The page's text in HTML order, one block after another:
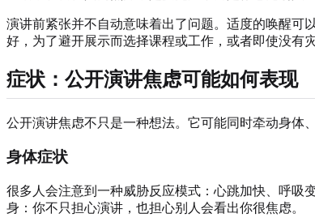
演讲前紧张并不自动意味着出了问题。适度的唤醒可
好，为了避开展示而选择课程或工作，或者即使没有
症状：公开演讲焦虑可能如何表现
公开演讲焦虑不只是一种想法。它可能同时牵动身体
身体症状
很多人会注意到一种威胁反应模式：心跳加快、呼吸
身：你不只担心演讲，也担心别人会看出你很焦虑。